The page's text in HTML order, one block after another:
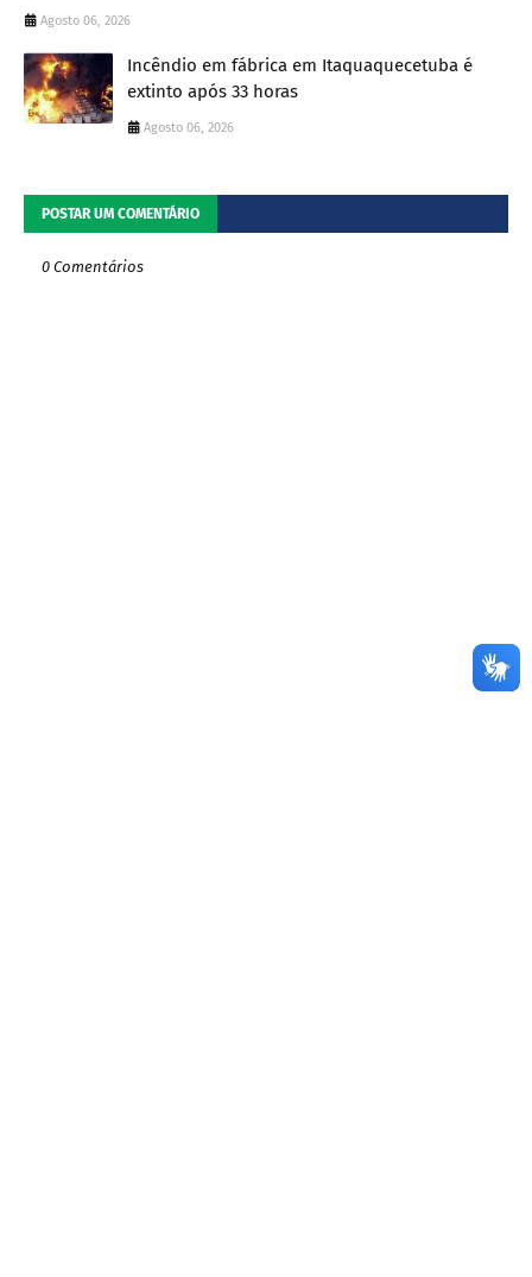
Agosto 06, 2026
Incêndio em fábrica em Itaquaquecetuba é
extinto após 33 horas
Agosto 06, 2026
POSTAR UM COMENTÁRIO
0 Comentários